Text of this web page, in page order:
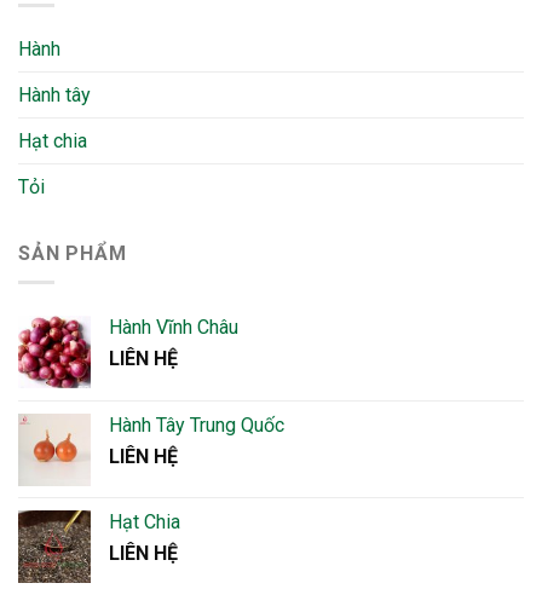
Hành
Hành tây
Hạt chia
Tỏi
SẢN PHẨM
Hành Vĩnh Châu
LIÊN HỆ
Hành Tây Trung Quốc
LIÊN HỆ
Hạt Chia
LIÊN HỆ